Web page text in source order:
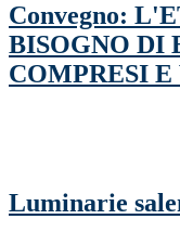
Convegno:
BISOGNO DI
COMPRESI
Luminarie